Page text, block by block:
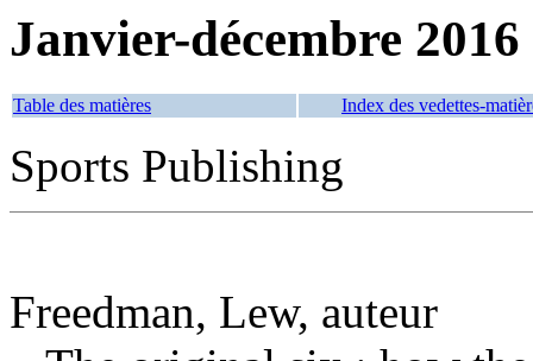
Janvier-décembre 2016
Table des matières Index des vedettes-
Sports Publishing
Freedman, Lew, auteur